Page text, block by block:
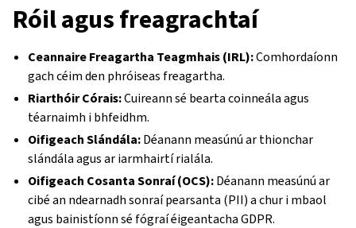
Róil agus freagrachtaí
Ceannaire Freagartha Teagmhais (IRL):Comhordaíonn
gach céim den phróiseas freagartha.
Riarthóir Córais:Cuireann sé bearta coinneála agus
téarnaimh i bhfeidhm.
Oifigeach Slándála:Déanann measúnú ar thionchar
slándála agus ar iarmhairtí rialála.
Oifigeach Cosanta Sonraí (OCS):Déanann measúnú ar
cibé an ndearnadh sonraí pearsanta (PII) a chur i mbaol
agus bainistíonn sé fógraí éigeantacha GDPR.